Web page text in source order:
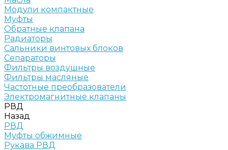
Модули компактные
Муфты
Обратные клапана
Радиаторы
Сальники винтовых блоков
Сепараторы
Фильтры воздушные
Фильтры масляные
Частотные преобразователи
Электромагнитные клапаны
РВД
Назад
РВД
Муфты обжимные
Рукава РВД